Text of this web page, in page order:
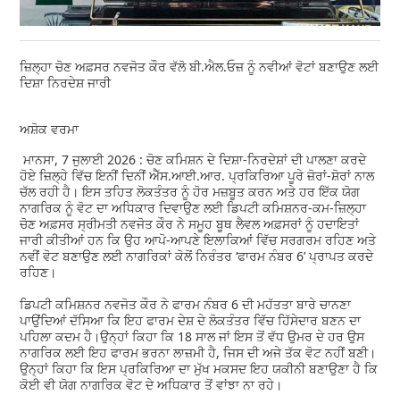
ਜ਼ਿਲ੍ਹਾ ਚੋਣ ਅਫ਼ਸਰ ਨਵਜੋਤ ਕੌਰ ਵੱਲੋ ਬੀ.ਐਲ.ਓਜ਼ ਨੂੰ ਨਵੀਆਂ ਵੋਟਾਂ ਬਣਾਉਣ ਲਈ
ਦਿਸ਼ਾ ਨਿਰਦੇਸ਼ ਜਾਰੀ
ਅਸ਼ੋਕ ਵਰਮਾ
ਮਾਨਸਾ, 7 ਜੁਲਾਈ 2026 : ਚੋਣ ਕਮਿਸ਼ਨ ਦੇ ਦਿਸ਼ਾ-ਨਿਰਦੇਸ਼ਾਂ ਦੀ ਪਾਲਣਾ ਕਰਦੇ
ਹੋਏ ਜ਼ਿਲ੍ਹੇ ਵਿੱਚ ਇਨੀਂ ਦਿਨੀਂ ਐੱਸ.ਆਈ.ਆਰ. ਪ੍ਰਕਿਰਿਆ ਪੂਰੇ ਜ਼ੋਰਾਂ-ਸ਼ੋਰਾਂ ਨਾਲ
ਚੱਲ ਰਹੀ ਹੈ। ਇਸ ਤਹਿਤ ਲੋਕਤੰਤਰ ਨੂੰ ਹੋਰ ਮਜ਼ਬੂਤ ਕਰਨ ਅਤੇ ਹਰ ਇੱਕ ਯੋਗ
ਨਾਗਰਿਕ ਨੂੰ ਵੋਟ ਦਾ ਅਧਿਕਾਰ ਦਿਵਾਉਣ ਲਈ ਡਿਪਟੀ ਕਮਿਸ਼ਨਰ-ਕਮ-ਜ਼ਿਲ੍ਹਾ
ਚੋਣ ਅਫ਼ਸਰ ਸ੍ਰੀਮਤੀ ਨਵਜੋਤ ਕੌਰ ਨੇ ਸਮੂਹ ਬੂਥ ਲੈਵਲ ਅਫ਼ਸਰਾਂ ਨੂੰ ਹਦਾਇਤਾਂ
ਜਾਰੀ ਕੀਤੀਆਂ ਹਨ ਕਿ ਉਹ ਆਪੋ-ਆਪਣੇ ਇਲਾਕਿਆਂ ਵਿੱਚ ਸਰਗਰਮ ਰਹਿਣ ਅਤੇ
ਨਵੀਂ ਵੋਟ ਬਣਾਉਣ ਲਈ ਨਾਗਰਿਕਾਂ ਕੋਲੋਂ ਨਿਰੰਤਰ ‘ਫਾਰਮ ਨੰਬਰ 6’ ਪ੍ਰਾਪਤ ਕਰਦੇ
ਰਹਿਣ।
ਡਿਪਟੀ ਕਮਿਸ਼ਨਰ ਨਵਜੋਤ ਕੌਰ ਨੇ ਫਾਰਮ ਨੰਬਰ 6 ਦੀ ਮਹੱਤਤਾ ਬਾਰੇ ਚਾਨਣਾ
ਪਾਉਂਦਿਆਂ ਦੱਸਿਆ ਕਿ ਇਹ ਫਾਰਮ ਦੇਸ਼ ਦੇ ਲੋਕਤੰਤਰ ਵਿੱਚ ਹਿੱਸੇਦਾਰ ਬਣਨ ਦਾ
ਪਹਿਲਾ ਕਦਮ ਹੈ।ਉਨ੍ਹਾਂ ਕਿਹਾ ਕਿ 18 ਸਾਲ ਜਾਂ ਇਸ ਤੋਂ ਵੱਧ ਉਮਰ ਦੇ ਹਰ ਉਸ
ਨਾਗਰਿਕ ਲਈ ਇਹ ਫਾਰਮ ਭਰਨਾ ਲਾਜ਼ਮੀ ਹੈ, ਜਿਸ ਦੀ ਅਜੇ ਤੱਕ ਵੋਟ ਨਹੀਂ ਬਣੀ।
ਉਨ੍ਹਾਂ ਕਿਹਾ ਕਿ ਇਸ ਪ੍ਰਕਿਰਿਆ ਦਾ ਮੁੱਖ ਮਕਸਦ ਇਹ ਯਕੀਨੀ ਬਣਾਉਣਾ ਹੈ ਕਿ
ਕੋਈ ਵੀ ਯੋਗ ਨਾਗਰਿਕ ਵੋਟ ਦੇ ਅਧਿਕਾਰ ਤੋਂ ਵਾਂਝਾ ਨਾ ਰਹੇ।